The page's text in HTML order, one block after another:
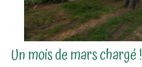
Un mois de mars chargé !